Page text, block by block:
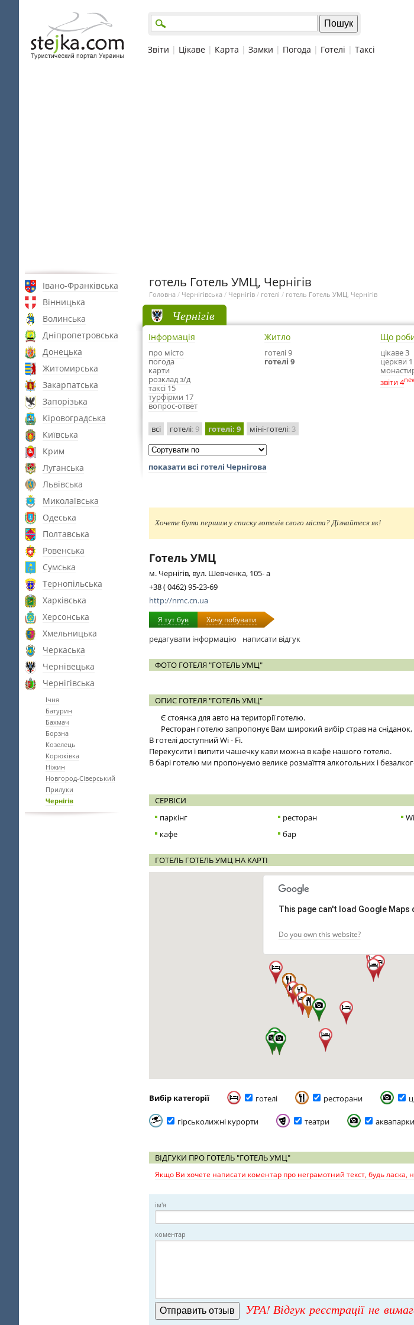
Звіти | Цікаве | Карта | Замки | Погода | Готелі | Таксі
Івано-Франківська
Вінницька
Волинська
Дніпропетровська
Донецька
Житомирська
Закарпатська
Запорізька
Кіровоградська
Київська
Крим
Луганська
Львівська
Миколаївська
Одеська
Полтавська
Ровенська
Сумська
Тернопільська
Харківська
Херсонська
Хмельницька
Черкаська
Чернівецька
Чернігівська
Ічня
Батурин
Бахмач
Борзна
Козелець
Корюківка
Ніжин
Новгород-Сіверський
Прилуки
Чернігів
готель Готель УМЦ, Чернігів
Головна / Чернігівська / Чернігів / готелі / готель Готель УМЦ, Чернігів
Чернігів
Інформація
про місто
погода
карти
розклад з/д
таксі 15
турфірми 17
вопрос-ответ
Житло
готелі 9
готелі 9
Що
цікаве 3
церкви 1
звіти 4
всі готелі: 9 готелі: 9 міні-готелі: 3
показати всі готелі Чернігова
Хочете бути першим у списку готелів свого міста? Дізнайтеся як!
Готель УМЦ
м. Чернігів, вул. Шевченка, 105- а
+38 ( 0462) 95-23-69
http://nmc.cn.ua
Я тут був Хочу побувати
редагувати інформацію написати відгук
ФОТО ГОТЕЛЯ "ГОТЕЛЬ УМЦ"
ОПИС ГОТЕЛЯ "ГОТЕЛЬ УМЦ"
Є стоянка для авто на території готелю.
Ресторан готелю запропонує Вам широкий вибір страв на сніданок,
В готелі доступний Wi - Fi.
Перекусити і випити чашечку кави можна в кафе нашого готелю.
В барі готелю ми пропонуємо велике розмаїття алкогольних і
СЕРВІСИ
паркінг
ресторан
кафе
бар
ГОТЕЛЬ ГОТЕЛЬ УМЦ НА КАРТІ
This page can't load Google Maps
Do you own this website?
Вибір категорії готелі ресторани
гірськолижні курорти театри аквапарки
ВІДГУКИ ПРО ГОТЕЛЬ "ГОТЕЛЬ УМЦ"
Якщо Ви хочете написати коментар про неграмотний текст, будь ласка,
ім'я
коментар
УРА! Відгук реєстрації не